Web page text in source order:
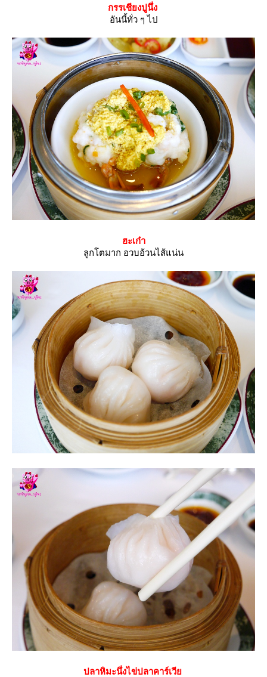
กรรเชียงปูนึ่ง
อันนี้ทั่ว ๆ ไป
ฮะเก๋า
ลูกโตมาก อวบอ้วนไส้แน่น
ปลาหิมะนึ่งไข่ปลาคาร์เวี